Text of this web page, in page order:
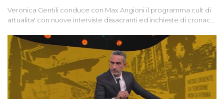
Veronica Gentili conduce con Max Angioni il programma cult di
attualita' con nuove interviste dissacranti ed inchieste di cronaca